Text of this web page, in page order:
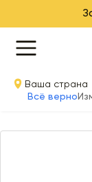
Ваша страна
Всё верно